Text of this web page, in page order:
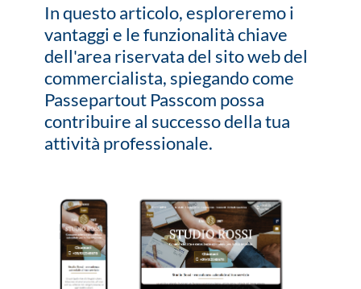
In questo articolo, esploreremo i
vantaggi e le funzionalità chiave
dell'area riservata del sito web del
commercialista, spiegando come
Passepartout Passcom possa
contribuire al successo della tua
attività professionale.